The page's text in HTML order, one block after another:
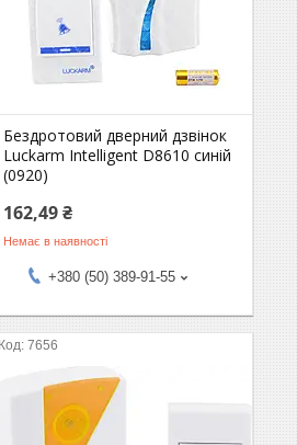
Бездротовий дверний дзвінок
Luckarm Intelligent D8610 синій
(0920)
162,49 ₴
Немає в наявності
+380 (50) 389-91-55
7656